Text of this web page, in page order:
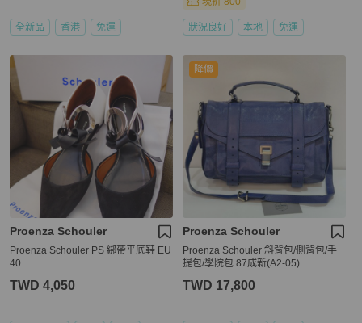
全新品 香港 免運 狀況良好 本地 免運
Proenza Schouler
Proenza Schouler PS 綁帶平底鞋 EU
40
TWD 4,050
降價
Proenza Schouler
Proenza Schouler 斜背包/側背包/手
提包/學院包 87成新(A2-05)
TWD 17,800